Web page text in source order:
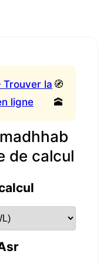
la
ligne
🧭
🕋
de calcul